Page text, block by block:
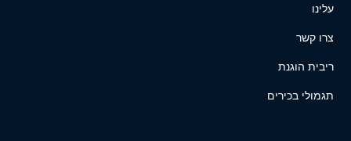
עלינו
צרו קשר
ריבית הוגנת
תגמולי בכירים